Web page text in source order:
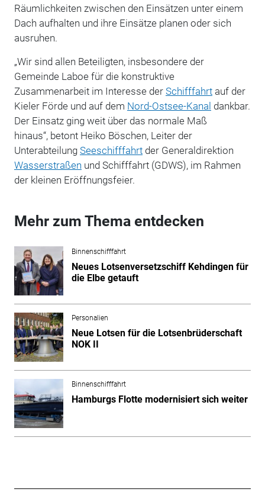
Räumlichkeiten zwischen den Einsätzen unter einem
Dach aufhalten und ihre Einsätze planen oder sich
ausruhen.
„Wir sind allen Beteiligten, insbesondere der
Gemeinde Laboe für die konstruktive
Zusammenarbeit im Interesse der Schifffahrtauf der
Kieler Förde und auf dem Nord-Ostsee-Kanal dankbar.
Der Einsatz ging weit über das normale Maß
hinaus“, betont Heiko Böschen, Leiter der
Unterabteilung Seeschifffahrtder Generaldirektion
Wasserstraßen und Schifffahrt (GDWS), im Rahmen
der kleinen Eröffnungsfeier.
Mehr zum Thema entdecken
Binnenschifffahrt
Neues Lotsenversetzschiff Kehdingen für
die Elbe getauft
Personalien
Neue Lotsen für die Lotsenbrüderschaft
NOK II
Binnenschifffahrt
Hamburgs Flotte modernisiert sich weiter